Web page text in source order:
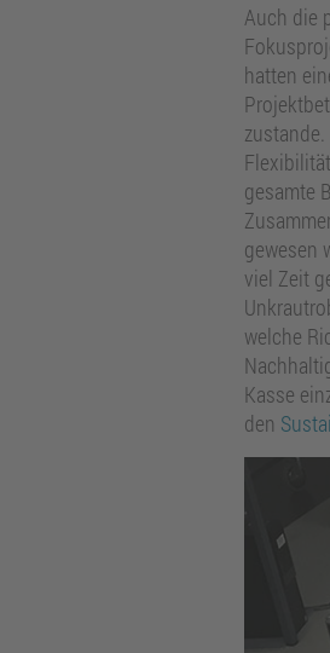
Auch die
hatten
gesamte
gewesen
viel Zeit
welche
Kasse
den